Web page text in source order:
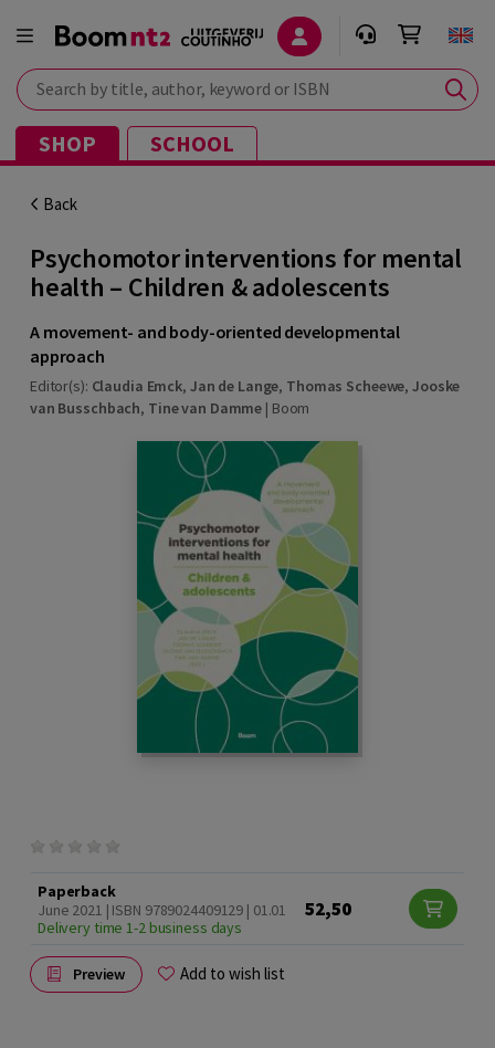
Search by title, author, keyword or ISBN
SHOP SCHOOL
Back
Psychomotor interventions for mental
health – Children & adolescents
A movement- and body-oriented developmental
approach
Editor(s): Claudia Emck, Jan de Lange, Thomas Scheewe,Jooske
van Busschbach, Tine van Damme | Boom
Paperback
June 2021 | ISBN 9789024409129 | 01.01
Delivery time 1-2 business days
52,50
Preview Add to wish list